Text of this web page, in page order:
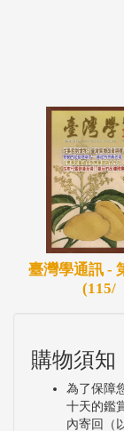
臺灣學通訊 -
(115/
購物須知
為了保障
十天的鑑
內寄回（